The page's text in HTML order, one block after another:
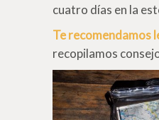
cuatro días en la
Te recomendamos
recopilamos